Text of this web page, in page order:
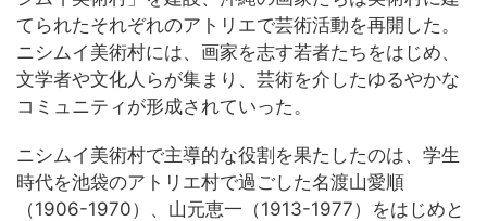
てられたそれぞれのアトリエで芸術活動を再開した。
ニシムイ美術村には、画家を志す若者たちをはじめ、
文学者や文化人らが集まり、芸術を介したゆるやかな
コミュニティが形成されていった。
ニシムイ美術村で主導的な役割を果たしたのは、学生
時代を池袋のアトリエ村で過ごした名渡山愛順
（1906-1970）、山元恵一（1913-1977）をはじめと